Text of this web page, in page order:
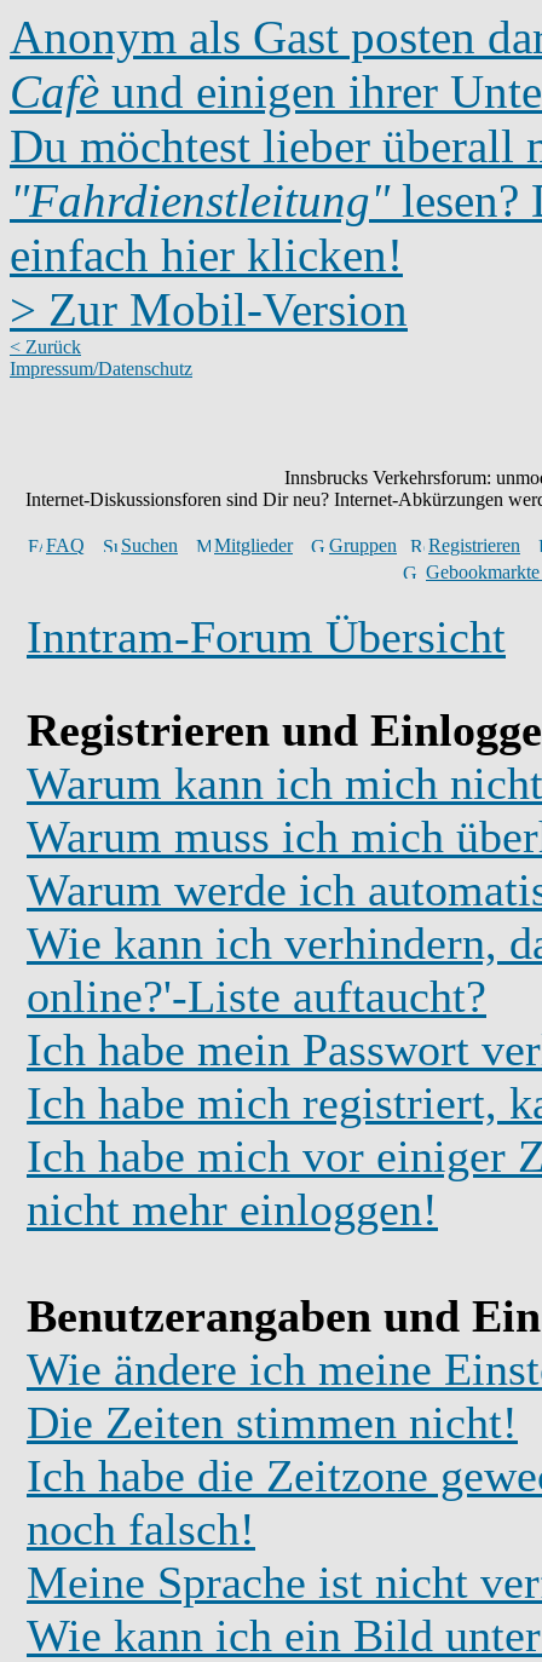
Anonym als Gast posten
Cafè und einigen ihrer
Du möchtest lieber überall
"Fahrdienstleitung"lesen?
einfach hier klicken!
> Zur Mobil-Version
< Zurück
Impressum/Datenschutz
Innsbrucks Verkehrsforum:
Internet-Diskussionsforen sind Dir neu? Internet-Abkürzungen
FAQ Suchen Mitglieder Gruppen
Registrieren
Inntram-Forum Übersicht
Registrieren und
Warum kann ich mich
Warum muss ich mich
Warum werde ich
Wie kann ich verhindern,
online?'-Liste auftaucht?
Ich habe mein Passwort
Ich habe mich registriert,
Ich habe mich vor einiger
nicht mehr einloggen!
Benutzerangaben und
Wie ändere ich meine
Die Zeiten stimmen nicht!
Ich habe die Zeitzone
noch falsch!
Meine Sprache ist nicht
Wie kann ich ein Bild